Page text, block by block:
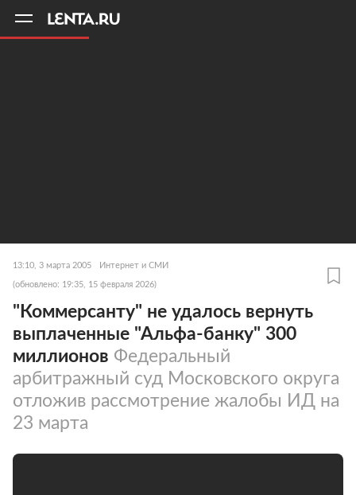
13:10, 3 марта 2005 Интернет и СМИ
(обновлено: 19:35, 15 февраля 2026)
"Коммерсанту" не удалось вернуть
выплаченные "Альфа-банку" 300
миллионов Федеральный
арбитражный суд Московского округа
отложив рассмотрение жалобы ИД на
23 марта